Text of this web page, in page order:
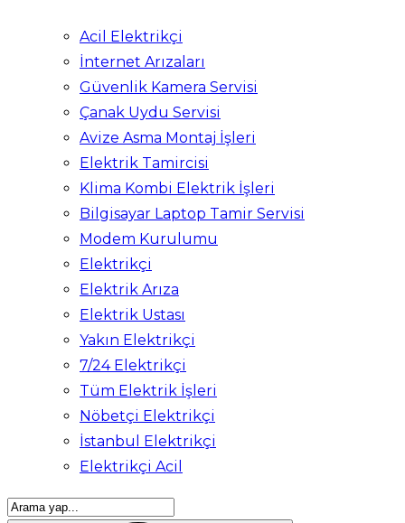
Acil Elektrikçi
İnternet Arızaları
Güvenlik Kamera Servisi
Çanak Uydu Servisi
Avize Asma Montaj İşleri
Elektrik Tamircisi
Klima Kombi Elektrik İşleri
Bilgisayar Laptop Tamir Servisi
Modem Kurulumu
Elektrikçi
Elektrik Arıza
Elektrik Ustası
Yakın Elektrikçi
7/24 Elektrikçi
Tüm Elektrik İşleri
Nöbetçi Elektrikçi
İstanbul Elektrikçi
Elektrikçi Acil